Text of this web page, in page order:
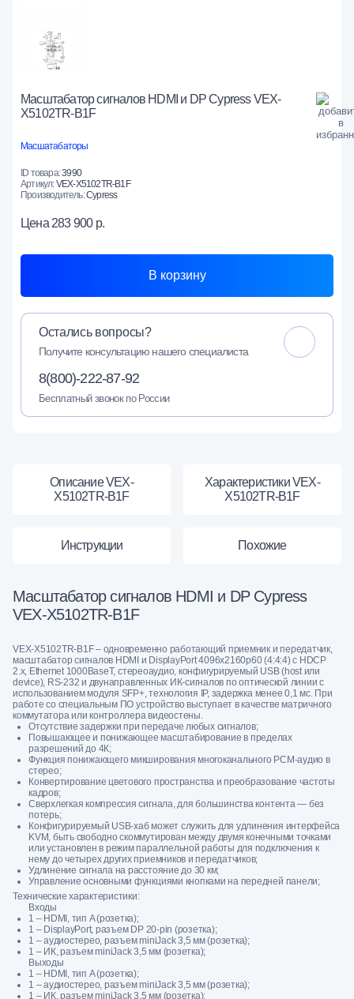
Масштабатор сигналов HDMI и DP Cypress VEX-
X5102TR-B1F
Масшатабаторы
ID товара:3990
Артикул:VEX-X5102TR-B1F
Производитель:Cypress
Цена 283 900 р.
В корзину
Остались вопросы?
Получите консультацию нашего специалиста
8(800)-222-87-92
Бесплатный звонок по России
Описание VEX-
X5102TR-B1F
Характеристики VEX-
X5102TR-B1F
Инструкции Похожие
Масштабатор сигналов HDMI и DP Cypress
VEX-X5102TR-B1F
VEX-X5102TR-B1F – одновременно работающий приемник и передатчик,
масштабатор сигналов HDMI и DisplayPort 4096x2160p60 (4:4:4) c HDCP
2.x, Ethernet 1000BaseT, стереоаудио, конфигурируемый USB (host или
device), RS-232 и двунаправленных ИК-сигналов по оптической линии с
использованием модуля SFP+, технология IP, задержка менее 0,1 мс. При
работе со специальным ПО устройство выступает в качестве матричного
коммутатора или контроллера видеостены.
Отсутствие задержки при передаче любых сигналов;
Повышающее и понижающее масштабирование в пределах
разрешений до 4К;
Функция понижающего микширования многоканального PCM-аудио в
стерео;
Конвертирование цветового пространства и преобразование частоты
кадров;
Сверхлегкая компрессия сигнала, для большинства контента — без
потерь;
Конфигурируемый USB-хаб может служить для удлинения интерфейса
KVM, быть свободно скоммутирован между двумя конечными точками
или установлен в режим параллельной работы для подключения к
нему до четырех других приемников и передатчиков;
Удлинение сигнала на расстояние до 30 км;
Управление основными функциями кнопками на передней панели;
Технические характеристики:
Входы
1 – HDMI, тип A (розетка);
1 – DisplayPort, разъем DP 20-pin (розетка);
1 – аудиостерео, разъем miniJack 3,5 мм (розетка);
1 – ИК, разъем miniJack 3,5 мм (розетка);
Выходы
1 – HDMI, тип A (розетка);
1 – аудиостерео, разъем miniJack 3,5 мм (розетка);
1 – ИК, разъем miniJack 3,5 мм (розетка);